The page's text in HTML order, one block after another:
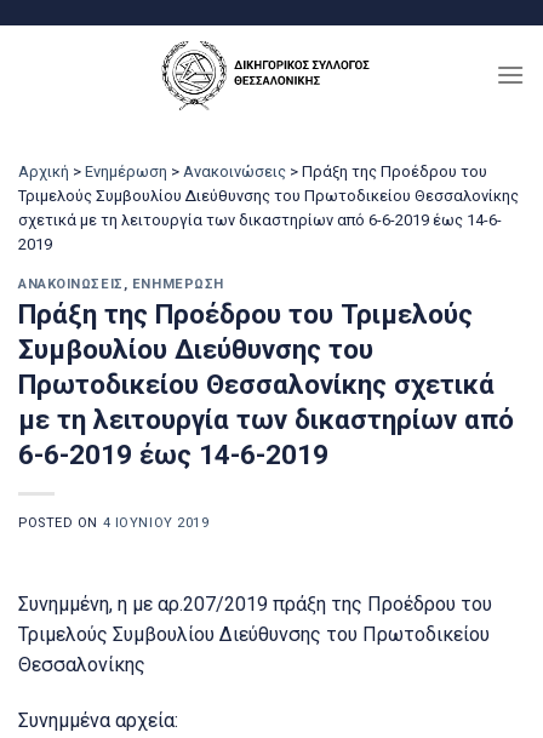
Αρχική > Ενημέρωση > Ανακοινώσεις > Πράξη της Προέδρου του
Τριμελούς Συμβουλίου Διεύθυνσης του Πρωτοδικείου Θεσσαλονίκης
σχετικά με τη λειτουργία των δικαστηρίων από 6-6-2019 έως 14-6-
2019
ΑΝΑΚΟΙΝΏΣΕΙΣ , ΕΝΗΜΈΡΩΣΗ
Πράξη της Προέδρου του Τριμελούς
Συμβουλίου Διεύθυνσης του
Πρωτοδικείου Θεσσαλονίκης σχετικά
με τη λειτουργία των δικαστηρίων από
6-6-2019 έως 14-6-2019
POSTED ON 4 ΙΟΥΝΊΟΥ 2019
Συνημμένη, η με αρ.207/2019 πράξη της Προέδρου του
Τριμελούς Συμβουλίου Διεύθυνσης του Πρωτοδικείου
Θεσσαλονίκης
Συνημμένα αρχεία: